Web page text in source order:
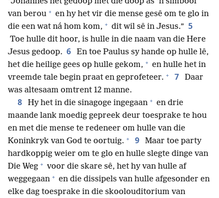
van berou + en hy het vir die mense gesê om te glo in
die een wat ná hom kom, + dit wil sê in Jesus.” 5
Toe hulle dit hoor, is hulle in die naam van die Here
Jesus gedoop. 6
En toe Paulus sy hande op hulle lê,
het die heilige gees op hulle gekom, + en hulle het in
vreemde tale begin praat en geprofeteer. + 7
Daar
was altesaam omtrent 12 manne.
8 Hy het in die sinagoge ingegaan + en drie
maande lank moedig gepreek deur toesprake te hou
en met die mense te redeneer om hulle van die
Koninkryk van God te oortuig. + 9
Maar toe party
hardkoppig weier om te glo en hulle slegte dinge van
Die Weg + voor die skare sê, het hy van hulle af
weggegaan + en die dissipels van hulle afgesonder en
elke dag toesprake in die skoolouditorium van